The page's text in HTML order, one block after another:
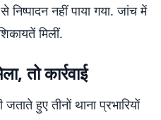
निष्पादन नहीं पाया गया. जांच में
मिलीं.
तो कार्रवाई
जताते हुए तीनों थाना प्रभारियों